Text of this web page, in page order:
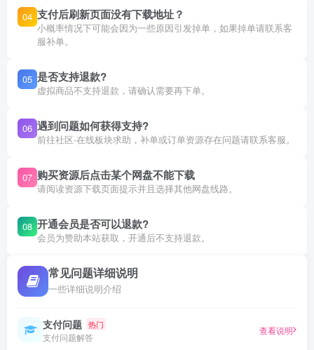
04 支付后刷新页面没有下载地址？
小概率情况下可能会因为一些原因引发掉单，如果掉单请联系客
服补单。
05 是否支持退款?
虚拟商品不支持退款，请确认需要再下单。
06 遇到问题如何获得支持?
前往社区-在线板块求助，补单或订单资源存在问题请联系客服。
07 购买资源后点击某个网盘不能下载
请阅读资源下载页面提示并且选择其他网盘线路。
08 开通会员是否可以退款?
会员为赞助本站获取，开通后不支持退款。
常见问题详细说明
一些详细说明介绍
支付问题 热门
支付问题解答
查看说明